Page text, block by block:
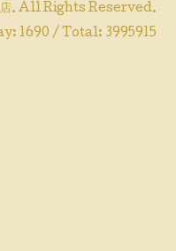
. All Rights Reserved.
1690 / Total: 3995915